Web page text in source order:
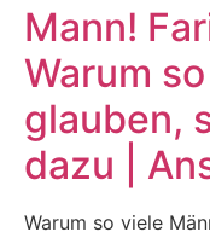
Mann!
Warum
glauben,
dazu |
Warum so viele